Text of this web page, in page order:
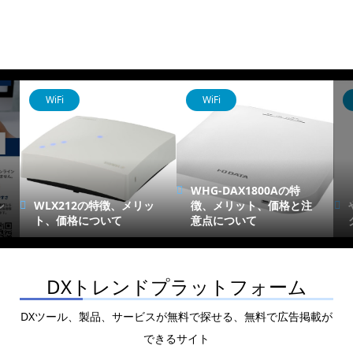
WiFi
WLX212の特徴、メリッ
ト、価格について
WiFi
WHG-DAX1800Aの特
徴、メリット、価格と注
意点について
DXトレンドプラットフォーム
DXツール、製品、サービスが無料で探せる、無料で広告掲載が
できるサイト